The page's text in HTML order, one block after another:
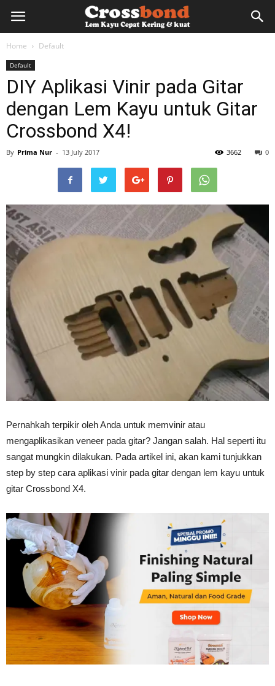
lemkayu.net
Lem
HPL,
Kertas,
Vinyl
Cepat
&
Tahan
Lama
Home Default
Default
DIY Aplikasi Vinir pada Gitar
dengan Lem Kayu untuk Gitar
Crossbond X4!
By Prima Nur - 13 July 2017 0
3662
Pernahkah terpikir oleh Anda untuk memvinir atau
mengaplikasikan veneer pada gitar? Jangan salah. Hal seperti itu
sangat mungkin dilakukan. Pada artikel ini, akan kami tunjukkan
step by step cara aplikasi vinir pada gitar dengan lem kayu untuk
gitar Crossbond X4.